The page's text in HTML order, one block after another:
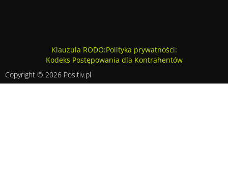
Klauzula RODO:Polityka prywatności:
Kodeks Postępowania dla Kontrahentów
Copyright © 2026 Positiv.pl